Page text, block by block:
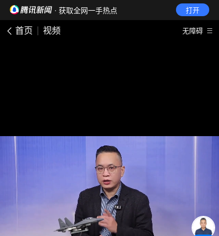
· 获取全网一手热点 打开
首页 视频 无障碍